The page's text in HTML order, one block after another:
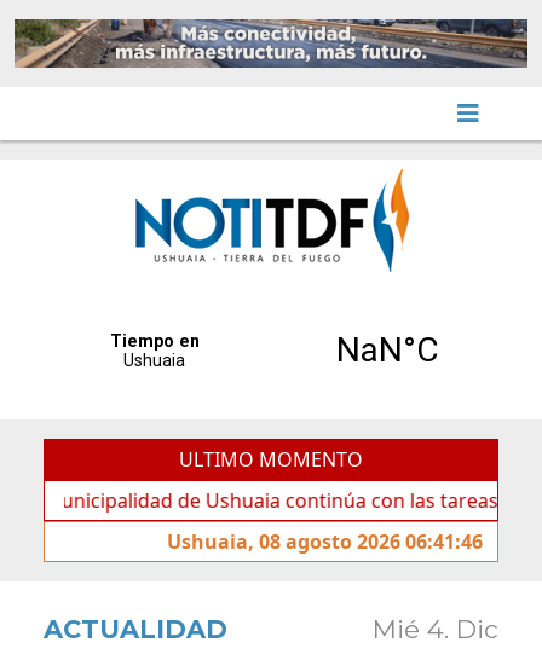
ULTIMO MOMENTO
de Ushuaia continúa con las tareas de
Ushuaia, 08 agosto 2026 06:41:46
ACTUALIDAD Mié 4. Dic